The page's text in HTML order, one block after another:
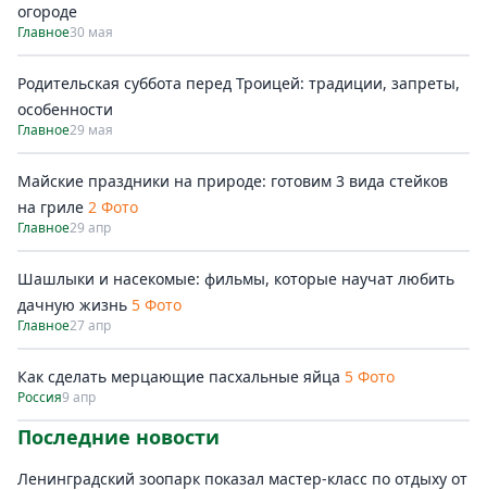
огороде
Главное30 мая
Родительская суббота перед Троицей: традиции, запреты,
особенности
Главное29 мая
Майские праздники на природе: готовим 3 вида стейков
на гриле 2 Фото
Главное29 апр
Шашлыки и насекомые: фильмы, которые научат любить
дачную жизнь 5 Фото
Главное27 апр
Как сделать мерцающие пасхальные яйца 5 Фото
Россия9 апр
Последние новости
Ленинградский зоопарк показал мастер-класс по отдыху от